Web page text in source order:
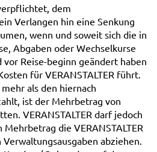
dem
Verlangen hin eine Senkung
wenn und soweit sich die in
Abgaben oder Wechselkurse
vor Reise-beginn geändert haben
für VERANSTALTER führt.
als den hiernach
ist der Mehrbetrag von
VERANSTALTER darf jedoch
die VERANSTALTER
abziehen.